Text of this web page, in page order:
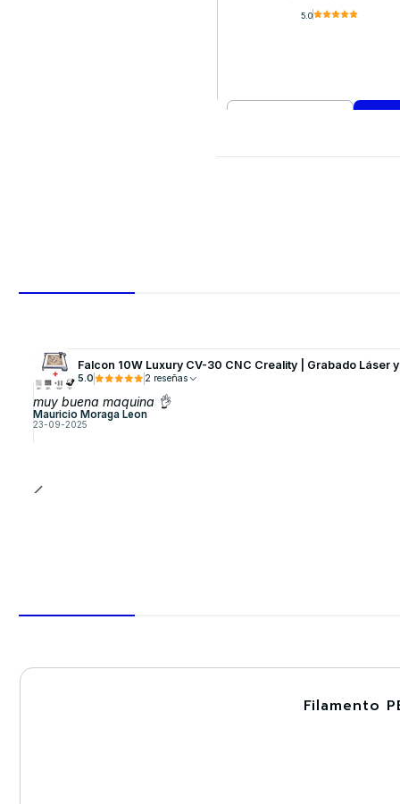
5.0
Falcon 10W Luxury CV-30 CNC Creality | Grabado Láser
5.0 2 reseñas
muy buena maquina 👌
Mauricio Moraga Leon
23-09-2025
Filamento